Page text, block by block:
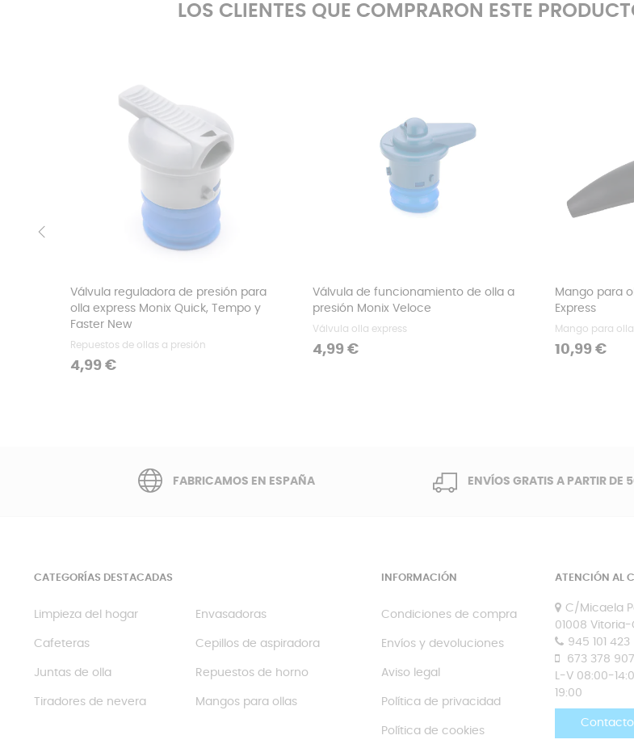
LOS CLIENTES QUE COMPRARON ESTE
Válvula reguladora de presión para
olla express Monix Quick, Tempo y
Faster New
Repuestos de ollas a presión
Precio
4,99 €
Válvula de funcionamiento de olla a
presión Monix Veloce
Válvula olla express
Precio
4,99 €
Mango para
Express
Mango para olla
Precio
10,99 €
FABRICAMOS EN ESPAÑA ENVÍOS GRATIS A PARTIR DE
CATEGORÍAS DESTACADAS
Limpieza del hogar Envasadoras
Cafeteras Cepillos de aspiradora
Juntas de olla Repuestos de horno
Tiradores de nevera Mangos para ollas
INFORMACIÓN
Condiciones de compra
Envíos y devoluciones
Aviso legal
Política de privacidad
Política de cookies
ATENCIÓN AL
C/Micaela
01008 Vitoria-
945 101 423
673 378 907
L-V 08:00-
19:00
Contacto